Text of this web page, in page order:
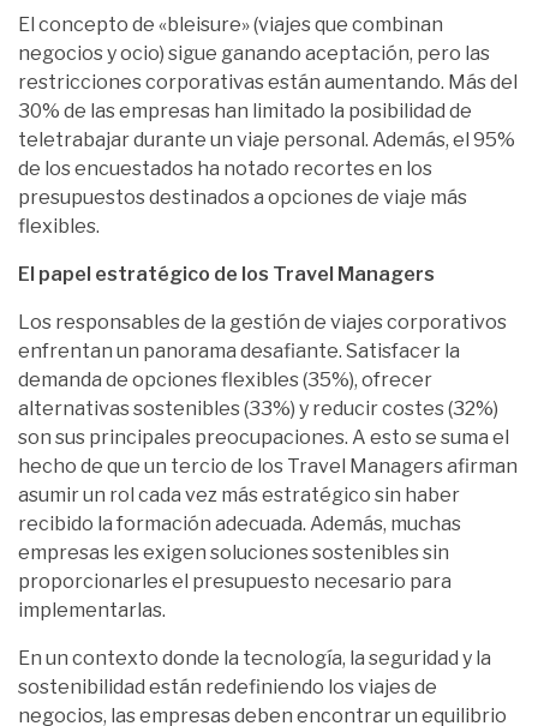
El concepto de «bleisure» (viajes que combinan
negocios y ocio) sigue ganando aceptación, pero las
restricciones corporativas están aumentando. Más del
30% de las empresas han limitado la posibilidad de
teletrabajar durante un viaje personal. Además, el 95%
de los encuestados ha notado recortes en los
presupuestos destinados a opciones de viaje más
flexibles.
El papel estratégico de los Travel Managers
Los responsables de la gestión de viajes corporativos
enfrentan un panorama desafiante. Satisfacer la
demanda de opciones flexibles (35%), ofrecer
alternativas sostenibles (33%) y reducir costes (32%)
son sus principales preocupaciones. A esto se suma el
hecho de que un tercio de los Travel Managers afirman
asumir un rol cada vez más estratégico sin haber
recibido la formación adecuada. Además, muchas
empresas les exigen soluciones sostenibles sin
proporcionarles el presupuesto necesario para
implementarlas.
En un contexto donde la tecnología, la seguridad y la
sostenibilidad están redefiniendo los viajes de
negocios, las empresas deben encontrar un equilibrio